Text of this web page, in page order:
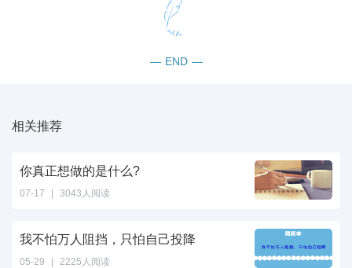
— END —
相关推荐
你真正想做的是什么?
07-17 | 3043人阅读
我不怕万人阻挡，只怕自己投降
05-29 | 2225人阅读